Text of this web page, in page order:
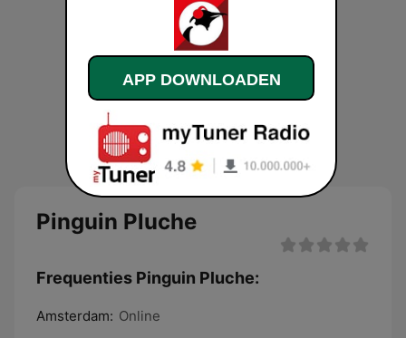
Pinguin Pluche
Frequenties Pinguin Pluche:
Amsterdam: Online
APP DOWNLOADEN